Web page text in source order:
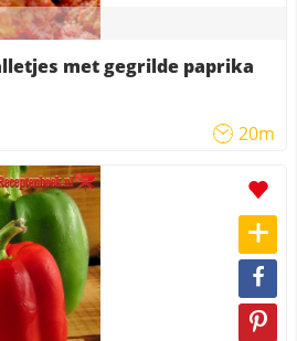
met gegrilde paprika
20m